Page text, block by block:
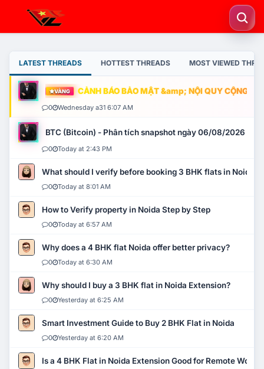
LATEST THREADS HOTTEST THREADS MOST VIEWED
VÀNG CẢNH BÁO BẢO MẬT &amp; NỘI QUY CỘNG
0 Wednesday a31 6:07 AM
BTC (Bitcoin) - Phân tích snapshot ngày 06/08/2026
0 Today at 2:43 PM
What should I verify before booking 3 BHK flats in Noida?
0 Today at 8:01 AM
How to Verify property in Noida Step by Step
0 Today at 6:57 AM
Why does a 4 BHK flat Noida offer better privacy?
0 Today at 6:30 AM
Why should I buy a 3 BHK flat in Noida Extension?
0 Yesterday at 6:25 AM
Smart Investment Guide to Buy 2 BHK Flat in Noida
0 Yesterday at 6:20 AM
Is a 4 BHK Flat in Noida Extension Good for Remote Work?